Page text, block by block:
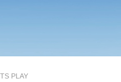
PLAY